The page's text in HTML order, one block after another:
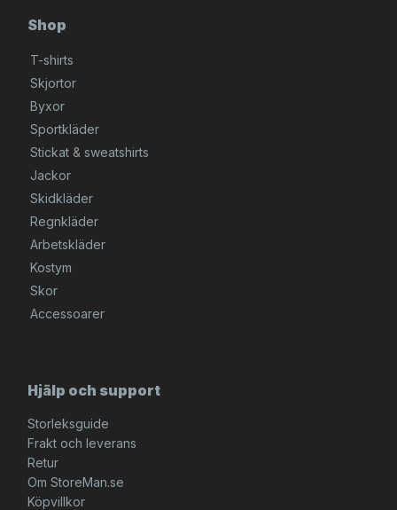
Shop
T-shirts
Skjortor
Byxor
Sportkläder
Stickat & sweatshirts
Jackor
Skidkläder
Regnkläder
Arbetskläder
Kostym
Skor
Accessoarer
Hjälp och support
Storleksguide
Frakt och leverans
Retur
Om StoreMan.se
Köpvillkor